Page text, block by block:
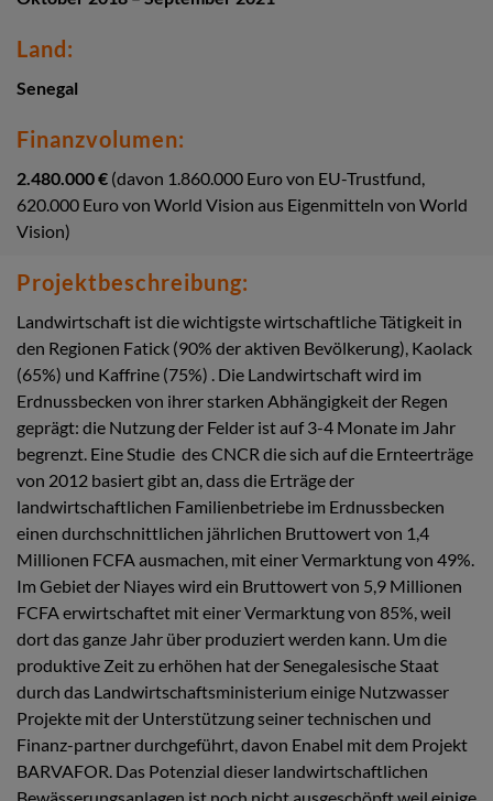
Land:
Senegal
Finanzvolumen:
2.480.000 € (davon 1.860.000 Euro von EU-Trustfund,
620.000 Euro von World Vision aus Eigenmitteln von World
Vision)
Projektbeschreibung:
Landwirtschaft ist die wichtigste wirtschaftliche Tätigkeit in
den Regionen Fatick (90% der aktiven Bevölkerung), Kaolack
(65%) und Kaffrine (75%) . Die Landwirtschaft wird im
Erdnussbecken von ihrer starken Abhängigkeit der Regen
geprägt: die Nutzung der Felder ist auf 3-4 Monate im Jahr
begrenzt. Eine Studie des CNCR die sich auf die Ernteerträge
von 2012 basiert gibt an, dass die Erträge der
landwirtschaftlichen Familienbetriebe im Erdnussbecken
einen durchschnittlichen jährlichen Bruttowert von 1,4
Millionen FCFA ausmachen, mit einer Vermarktung von 49%.
Im Gebiet der Niayes wird ein Bruttowert von 5,9 Millionen
FCFA erwirtschaftet mit einer Vermarktung von 85%, weil
dort das ganze Jahr über produziert werden kann. Um die
produktive Zeit zu erhöhen hat der Senegalesische Staat
durch das Landwirtschaftsministerium einige Nutzwasser
Projekte mit der Unterstützung seiner technischen und
Finanz-partner durchgeführt, davon Enabel mit dem Projekt
BARVAFOR. Das Potenzial dieser landwirtschaftlichen